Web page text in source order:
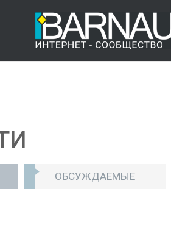
ОБСУЖДАЕМЫЕ